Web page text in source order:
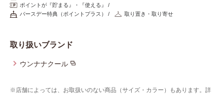
ポイントが『貯まる』・『使える』
バースデー特典（ポイントプラス）
取り置き・取り寄せ
取り扱いブランド
ウンナナクール
※店舗によっては、お取扱いのない商品（サイズ・カラー）もあります。詳